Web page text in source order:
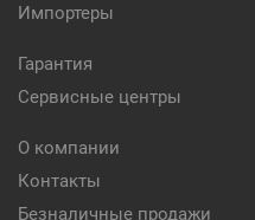
Импортеры
Гарантия
Сервисные центры
О компании
Контакты
Безналичные продажи